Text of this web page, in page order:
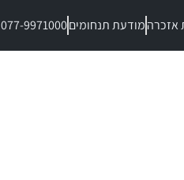
אזכרהמודעת תנחומים077-9971000